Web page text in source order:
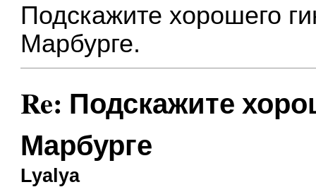
Подскажите хорошего
Марбурге.
Re: Подскажите
Марбурге
Lyalya